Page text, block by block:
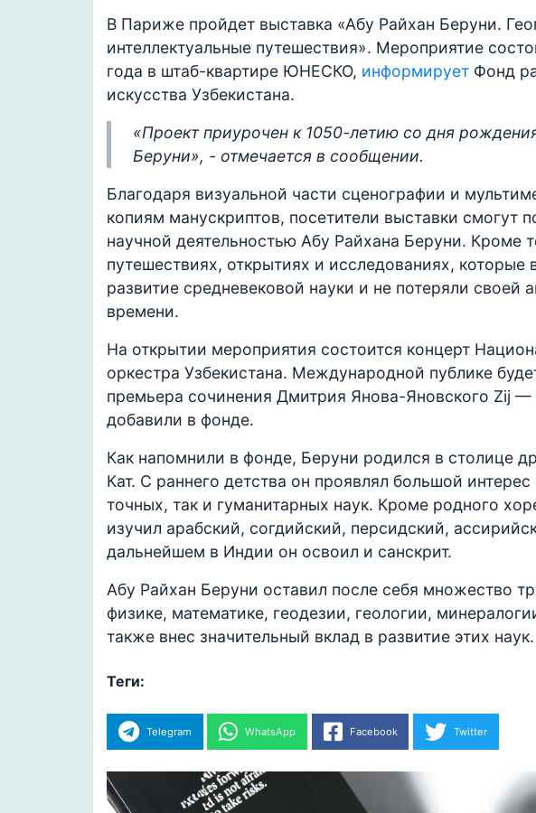
В Париже пройдет выставка «Абу Райхан Беруни.
интеллектуальные путешествия». Мероприятие
года в штаб-квартире ЮНЕСКО, информирует Фонд
искусства Узбекистана.
«Проект приурочен к 1050-летию со дня
Беруни», - отмечается в сообщении.
Благодаря визуальной части сценографии и
копиям манускриптов, посетители выставки смогут
научной деятельностью Абу Райхана Беруни. Кроме
путешествиях, открытиях и исследованиях,
развитие средневековой науки и не потеряли своей
времени.
На открытии мероприятия состоится концерт
оркестра Узбекистана. Международной публике
премьера сочинения Дмитрия Янова-Яновского Zij —
добавили в фонде.
Как напомнили в фонде, Беруни родился в столице
Кат. С раннего детства он проявлял большой
точных, так и гуманитарных наук. Кроме родного
изучил арабский, согдийский, персидский,
дальнейшем в Индии он освоил и санскрит.
Абу Райхан Беруни оставил после себя множество
физике, математике, геодезии, геологии,
также внес значительный вклад в развитие этих наук.
Теги:
Telegram WhatsApp Facebook Twitter